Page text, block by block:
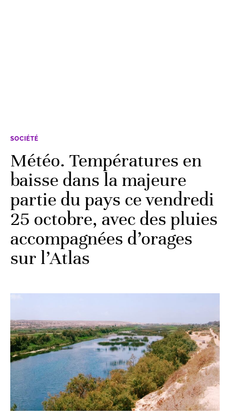
SOCIÉTÉ
Météo. Températures en
baisse dans la majeure
partie du pays ce vendredi
25 octobre, avec des pluies
accompagnées d’orages
sur l’Atlas